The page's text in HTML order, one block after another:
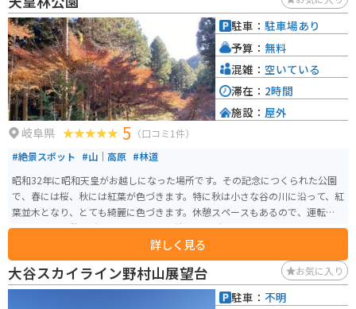
には広々とした駐車場が完備されているので安心です。周辺には、揖斐川沿
いを走る風光明媚な道が多く、ツーリングにも最適なエリアです。道の駅か
ら少し足を延ばせば、歴史ある谷汲山華厳寺を訪れることもできます。 道の
駅 夢さんさん谷汲は、自然と触れ合いながら、地元の美味しいものを楽しめ
る場所です。ドライブやツーリングの際には、ぜひ立ち寄ってみてくださ
い。
岐阜県 5 （口コミ1件）
#絶景スポット #山｜高原 #林道
昭和32年に昭和天皇がお越しになった場所です。その記念につくられた公園
で、春には桜、秋には紅葉が色づきます。特に秋は小さな谷の川に沿って、紅
葉並木となり、とても綺麗に色づきます。休憩スペースもあるので、運転に
疲れた時の休憩場所として静かで落ち着ける場所です。
詳しく見る
駐車： 駐車場あり
予算： 無料
混雑： 空いている
滞在： 2時間
施設： 屋外
大谷スカイライン野村山展望台 お気に入り
駐車： 不明